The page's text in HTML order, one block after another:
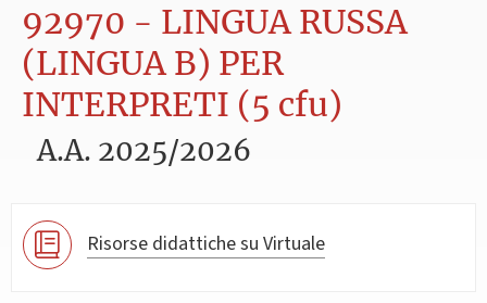
92970 - LINGUA RUSSA
(LINGUA B) PER
INTERPRETI (5 cfu)
A.A. 2025/2026
Risorse didattiche su Virtuale